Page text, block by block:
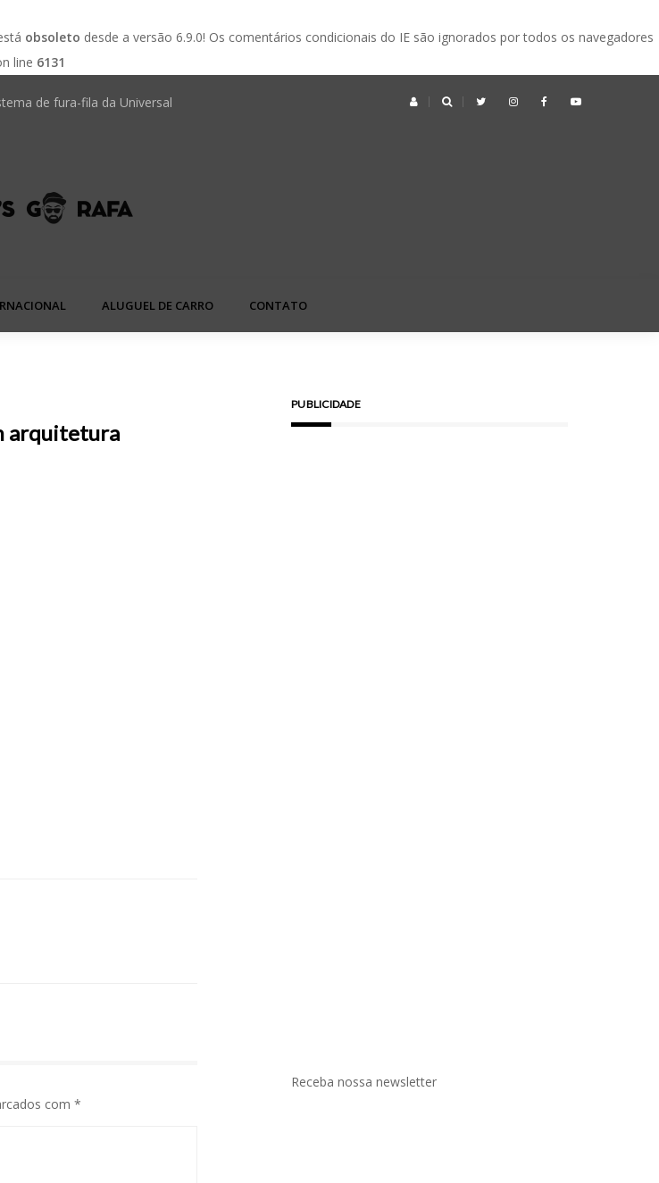
obsoleto desde a versão 6.9.0! Os comentários condicionais do IE são ignorados por todos os navegadores
line 6131
de fura-fila da Universal
— veja o que fazer na
Golden Week no Japão: o que é, quando acontece e vale a pena visitar?
ALUGUEL DE CARRO CONTATO
arquitetura
com *
PUBLICIDADE
Receba nossa newsletter